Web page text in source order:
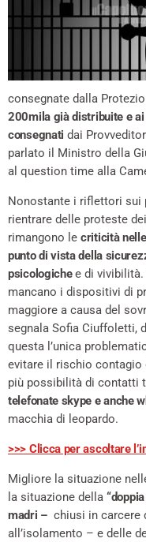
consegnate dalla
200mila già distribuite e
consegnati dai
parlato il Ministro della
al question time alla
Nonostante i riflettori sui
rientrare delle proteste
rimangono le criticità
punto di vista della
psicologichee di vivibilità.
mancano i dispositivi di
maggiore a causa del
segnala Sofia Ciuffoletti,
questa l’unica
evitare il rischio contagio
più possibilità di contatti
telefonate skype e anche
macchia di leopardo.
>>> Clicca per ascoltare
Migliore la situazione
la situazione della
madri – chiusi in
all’isolamento – e delle